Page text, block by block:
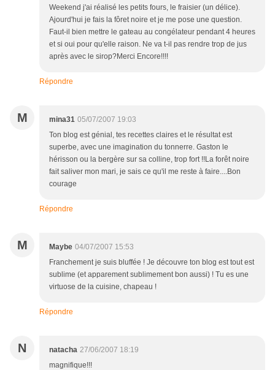
Weekend j'ai réalisé les petits fours, le fraisier (un délice).
Ajourd'hui je fais la fôret noire et je me pose une question.
Faut-il bien mettre le gateau au congélateur pendant 4 heures
et si oui pour qu'elle raison. Ne va t-il pas rendre trop de jus
après avec le sirop?Merci Encore!!!!
Répondre
M mina31 05/07/2007 19:03
Ton blog est génial, tes recettes claires et le résultat est
superbe, avec une imagination du tonnerre. Gaston le
hérisson ou la bergère sur sa colline, trop fort !!La forêt noire
fait saliver mon mari, je sais ce qu'il me reste à faire....Bon
courage
Répondre
M Maybe 04/07/2007 15:53
Franchement je suis bluffée ! Je découvre ton blog est tout est
sublime (et apparement sublimement bon aussi) ! Tu es une
virtuose de la cuisine, chapeau !
Répondre
N natacha 27/06/2007 18:19
magnifique!!!